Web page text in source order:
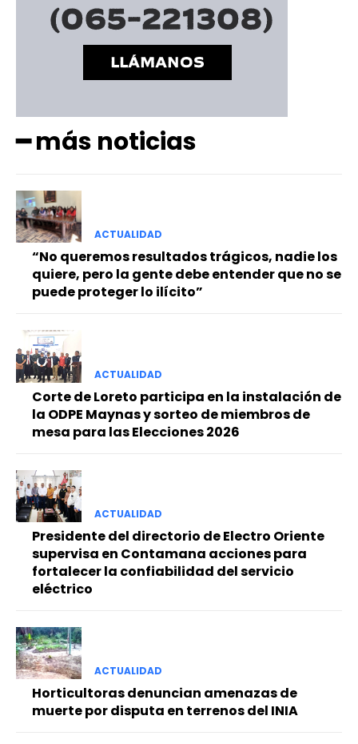
━ más noticias
ACTUALIDAD
“No queremos resultados trágicos, nadie los
quiere, pero la gente debe entender que no se
puede proteger lo ilícito”
ACTUALIDAD
Corte de Loreto participa en la instalación de
la ODPE Maynas y sorteo de miembros de
mesa para las Elecciones 2026
ACTUALIDAD
Presidente del directorio de Electro Oriente
supervisa en Contamana acciones para
fortalecer la confiabilidad del servicio
eléctrico
ACTUALIDAD
Horticultoras denuncian amenazas de
muerte por disputa en terrenos del INIA